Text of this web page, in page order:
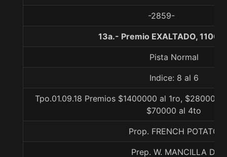
-2859-
13a.- Premio EXALTADO, 1100
Pista Normal
Indice: 8 al 6
Tpo.01.09.18 Premios $1400000 al 1ro, $280000
$70000 al 4to
Prop. FRENCH POTATO
Prep. W. MANCILLA D.